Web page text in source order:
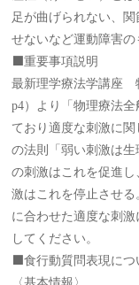
足が曲げられない、
せないなど運動障害の
⬛️重要事項説明
最新理学療法学講座
p4）より「物理療法
ており適度な刺激に関
の法則「弱い刺激は
の刺激はこれを促進
激はこれを停止させ
に合わせた適度な刺
してください。
⬛️食行動質問表現につ